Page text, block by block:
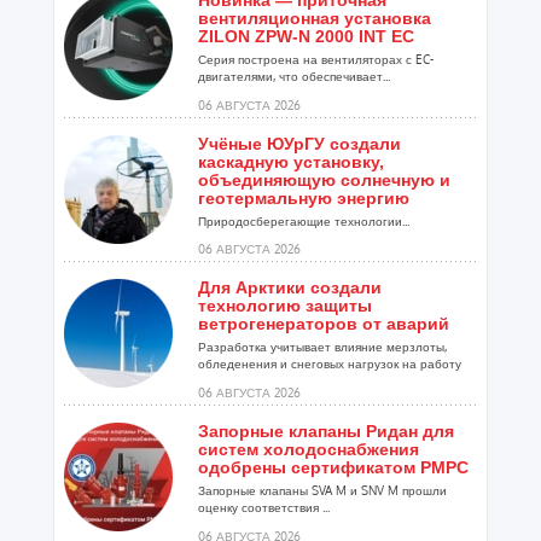
вентиляционная установка
ZILON ZPW-N 2000 INT EC
Серия построена на вентиляторах с EC-
двигателями, что обеспечивает...
06 АВГУСТА 2026
Учёные ЮУрГУ создали
каскадную установку,
объединяющую солнечную и
геотермальную энергию
Природосберегающие технологии...
06 АВГУСТА 2026
Для Арктики создали
технологию защиты
ветрогенераторов от аварий
Разработка учитывает влияние мерзлоты,
обледенения и снеговых нагрузок на работу
06 АВГУСТА 2026
Запорные клапаны Ридан для
систем холодоснабжения
одобрены сертификатом РМРС
Запорные клапаны SVA M и SNV M прошли
оценку соответствия ...
06 АВГУСТА 2026